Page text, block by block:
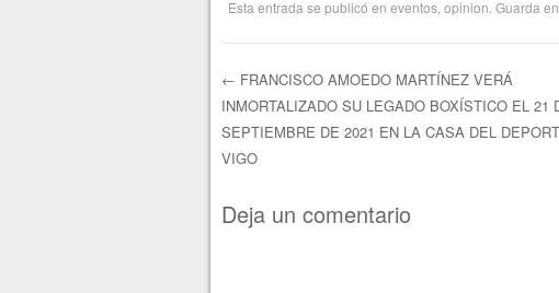
Esta entrada se publicó en eventos, opinion . Guarda
Navegación de
← FRANCISCO AMOEDO MARTÍNEZ VERÁ
INMORTALIZADO SU LEGADO BOXÍSTICO EL 21
SEPTIEMBRE DE 2021 EN LA CASA DEL
VIGO
Deja un comentario